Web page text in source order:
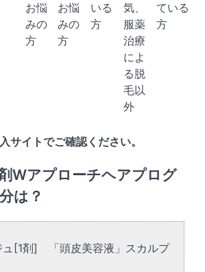
お悩
みの
方
お悩
みの
方
いる
方
気、
服薬
治療
によ
る脱
毛以
外
ている
方
サイトでご確認ください。
Wアプローチヘアプログ
は？
ュ[1剤] 「頭皮美容液」スカルプ